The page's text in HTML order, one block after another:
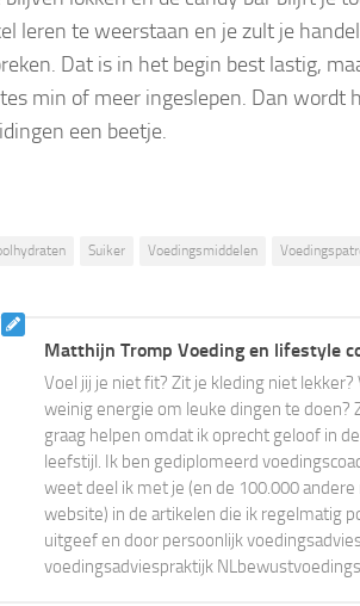
leren te weerstaan en je zult je
Dat is in het begin best lastig,
min of meer ingeslepen. Dan wordt
een beetje.
Suiker Voedingsmiddelen
Matthijn Tromp Voeding en lifestyle
Voel jij je niet fit? Zit je kleding niet
weinig energie om leuke dingen te doen?
graag helpen omdat ik oprecht geloof in
leefstijl. Ik ben gediplomeerd
weet deel ik met je (en de 100.000
website) in de artikelen die ik regelmatig
uitgeef en door persoonlijk
voedingsadviespraktijk